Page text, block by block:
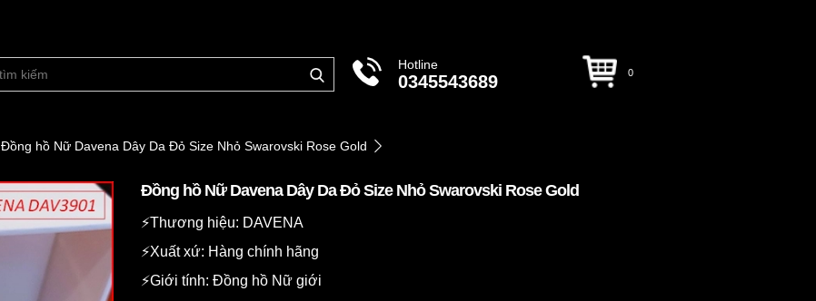
Hotline
0345543689 0
Đồng hồ Nữ Davena Dây Da Đỏ Size Nhỏ Swarovski Rose Gold
Đồng hồ Nữ Davena Dây Da Đỏ Size Nhỏ Swarovski Rose Gold
⚡️Thương hiệu: DAVENA
⚡️Xuất xứ: Hàng chính hãng
⚡️Giới tính: Đồng hồ Nữ giới